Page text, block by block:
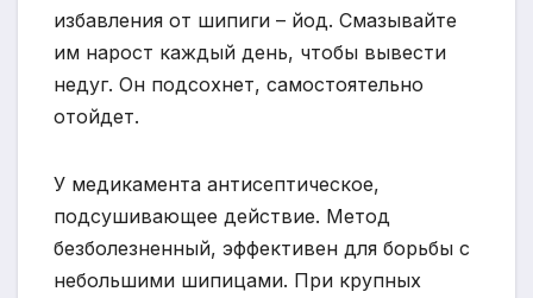
избавления от шипиги – йод. Смазывайте
им нарост каждый день, чтобы вывести
недуг. Он подсохнет, самостоятельно
отойдет.
У медикамента антисептическое,
подсушивающее действие. Метод
безболезненный, эффективен для борьбы с
небольшими шипицами. При крупных